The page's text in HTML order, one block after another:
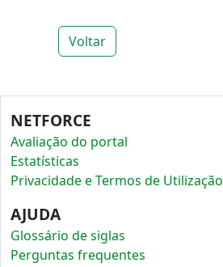
Voltar
NETFORCE
Avaliação do portal
Estatísticas
Privacidade e Termos de Utilização
AJUDA
Glossário de siglas
Perguntas frequentes